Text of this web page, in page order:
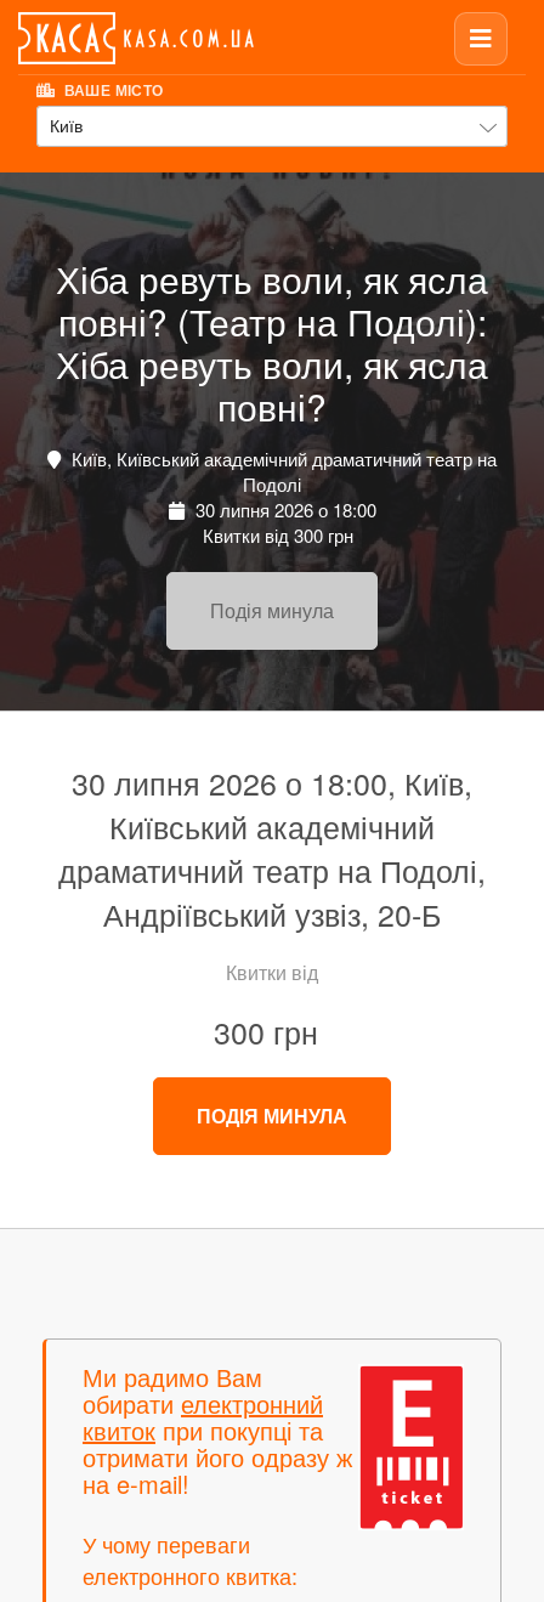
ВАШЕ МІСТО
Київ
Хіба ревуть воли, як ясла
повні? (Театр на Подолі):
Хіба ревуть воли, як ясла
повні?
Київ, Київський академічний драматичний театр на
Подолі
30 липня 2026 о 18:00
Квитки від 300 грн
Подія минула
30 липня 2026 о 18:00, Київ,
Київський академічний
драматичний театр на Подолі,
Андріївський узвіз, 20-Б
Квитки від
300 грн
ПОДІЯ МИНУЛА
Ми радимо Вам
обирати електронний
квиток при покупці та
отримати його одразу ж
на e-mail!
У чому переваги
електронного квитка: